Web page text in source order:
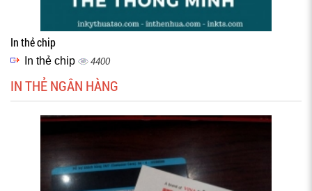
In thẻ chip
In thẻ chip 4400
IN THẺ NGÂN HÀNG